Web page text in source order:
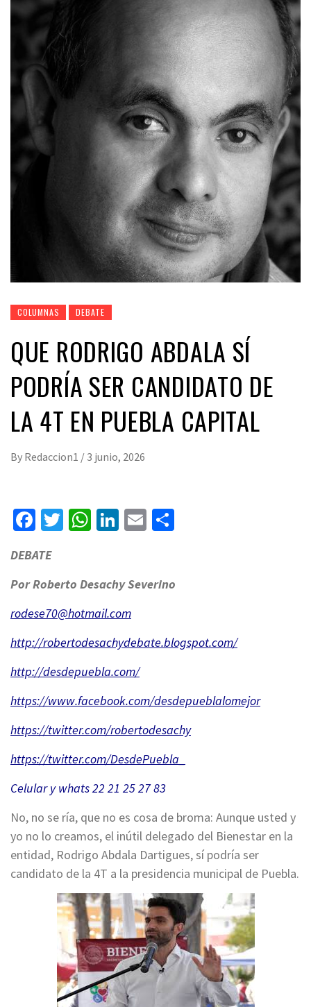
COLUMNAS DEBATE
QUE RODRIGO ABDALA SÍ
PODRÍA SER CANDIDATO DE
LA 4T EN PUEBLA CAPITAL
By Redaccion1 / 3 junio, 2026
Facebook
Twitter
WhatsApp
LinkedIn
Email
DEBATE
Por Roberto Desachy Severino
rodese70@hotmail.com
http://robertodesachydebate.blogspot.com/
http://desdepuebla.com/
https://www.facebook.com/desdepueblalomejor
https://twitter.com/robertodesachy
https://twitter.com/DesdePuebla_
Celular y whats 22 21 25 27 83
No, no se ría, que no es cosa de broma: Aunque usted y
yo no lo creamos, el inútil delegado del Bienestar en la
entidad, Rodrigo Abdala Dartigues, sí podría ser
candidato de la 4T a la presidencia municipal de Puebla.